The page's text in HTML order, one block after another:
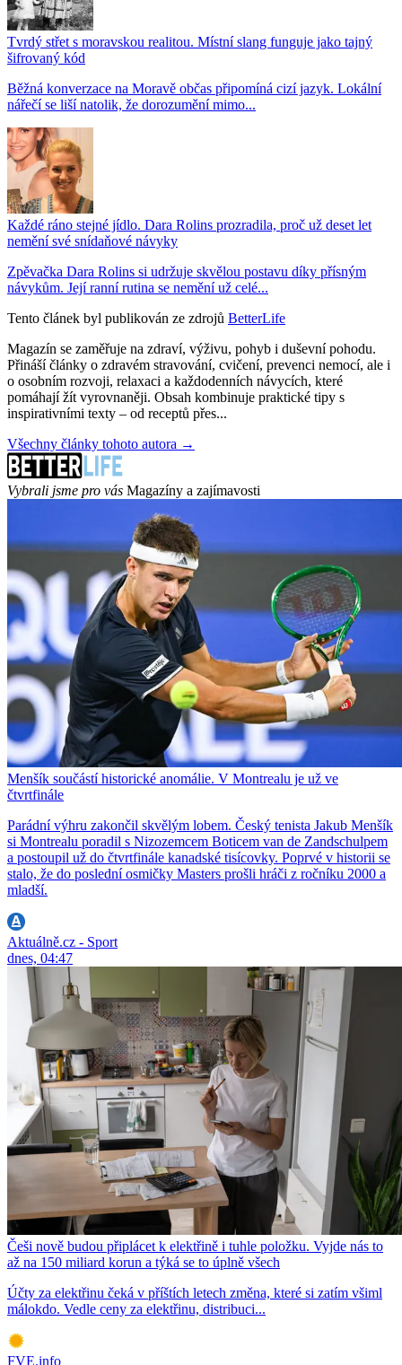
Tvrdý střet s moravskou realitou. Místní slang funguje jako tajný
šifrovaný kód
Běžná konverzace na Moravě občas připomíná cizí jazyk. Lokální
nářečí se liší natolik, že dorozumění mimo...
Každé ráno stejné jídlo. Dara Rolins prozradila, proč už deset let
nemění své snídaňové návyky
Zpěvačka Dara Rolins si udržuje skvělou postavu díky přísným
návykům. Její ranní rutina se nemění už celé...
Tento článek byl publikován ze zdrojů BetterLife
Magazín se zaměřuje na zdraví, výživu, pohyb i duševní pohodu.
Přináší články o zdravém stravování, cvičení, prevenci nemocí, ale i
o osobním rozvoji, relaxaci a každodenních návycích, které
pomáhají žít vyrovnaněji. Obsah kombinuje praktické tipy s
inspirativními texty – od receptů přes...
Všechny články tohoto autora →
Vybrali jsme pro vás Magazíny a zajímavosti
Menšík součástí historické anomálie. V Montrealu je už ve
čtvrtfinále
Parádní výhru zakončil skvělým lobem. Český tenista Jakub Menšík
si Montrealu poradil s Nizozemcem Boticem van de Zandschulpem
a postoupil už do čtvrtfinále kanadské tisícovky. Poprvé v historii se
stalo, že do poslední osmičky Masters prošli hráči z ročníku 2000 a
mladší.
Aktuálně.cz - Sport
dnes, 04:47
Češi nově budou připlácet k elektřině i tuhle položku. Vyjde nás to
až na 150 miliard korun a týká se to úplně všech
Účty za elektřinu čeká v příštích letech změna, které si zatím všiml
málokdo. Vedle ceny za elektřinu, distribuci...
FVE.info